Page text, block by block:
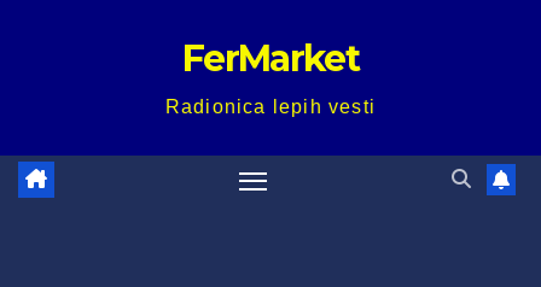
FerMarket
Radionica lepih vesti